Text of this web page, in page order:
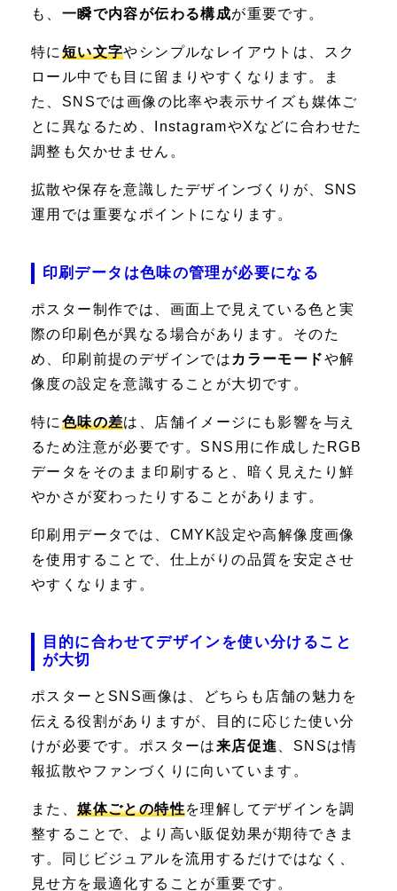
も、 一瞬で内容が伝わる構成が重要です。
特に 短い文字やシンプルなレイアウトは、スク
ロール中でも目に留まりやすくなります。ま
た、SNSでは画像の比率や表示サイズも媒体ご
とに異なるため、InstagramやXなどに合わせた
調整も欠かせません。
拡散や保存を意識したデザインづくりが、SNS
運用では重要なポイントになります。
印刷データは色味の管理が必要になる
ポスター制作では、画面上で見えている色と実
際の印刷色が異なる場合があります。そのた
め、印刷前提のデザインでは カラーモードや解
像度の設定を意識することが大切です。
特に 色味の差は、店舗イメージにも影響を与え
るため注意が必要です。SNS用に作成したRGB
データをそのまま印刷すると、暗く見えたり鮮
やかさが変わったりすることがあります。
印刷用データでは、CMYK設定や高解像度画像
を使用することで、仕上がりの品質を安定させ
やすくなります。
目的に合わせてデザインを使い分けること
が大切
ポスターとSNS画像は、どちらも店舗の魅力を
伝える役割がありますが、目的に応じた使い分
けが必要です。ポスターは来店促進
、SNSは情
報拡散やファンづくりに向いています。
また、媒体ごとの特性を理解してデザインを調
整することで、より高い販促効果が期待できま
す。同じビジュアルを流用するだけではなく、
見せ方を最適化することが重要です。